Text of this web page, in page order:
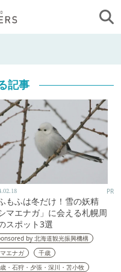
記事
PR
もふは冬だけ！雪の妖精
シマエナガ」に会える札幌周
スポット3選
by 北海道観光振興機構
エナガ
千歳
・石狩・夕張・深川・苫小牧